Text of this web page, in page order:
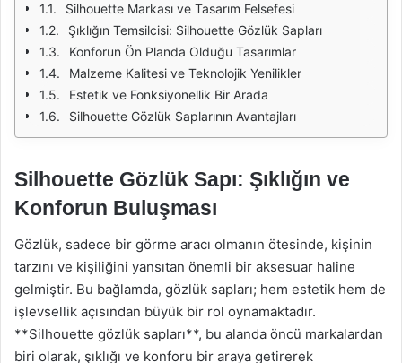
Silhouette Markası ve Tasarım Felsefesi
Şıklığın Temsilcisi: Silhouette Gözlük Sapları
Konforun Ön Planda Olduğu Tasarımlar
Malzeme Kalitesi ve Teknolojik Yenilikler
Estetik ve Fonksiyonellik Bir Arada
Silhouette Gözlük Saplarının Avantajları
Silhouette Gözlük Sapı: Şıklığın ve
Konforun Buluşması
Gözlük, sadece bir görme aracı olmanın ötesinde, kişinin
tarzını ve kişiliğini yansıtan önemli bir aksesuar haline
gelmiştir. Bu bağlamda, gözlük sapları; hem estetik hem de
işlevsellik açısından büyük bir rol oynamaktadır.
**Silhouette gözlük sapları**, bu alanda öncü markalardan
biri olarak, şıklığı ve konforu bir araya getirerek